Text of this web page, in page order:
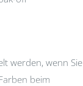
werden, wenn Sie
beim